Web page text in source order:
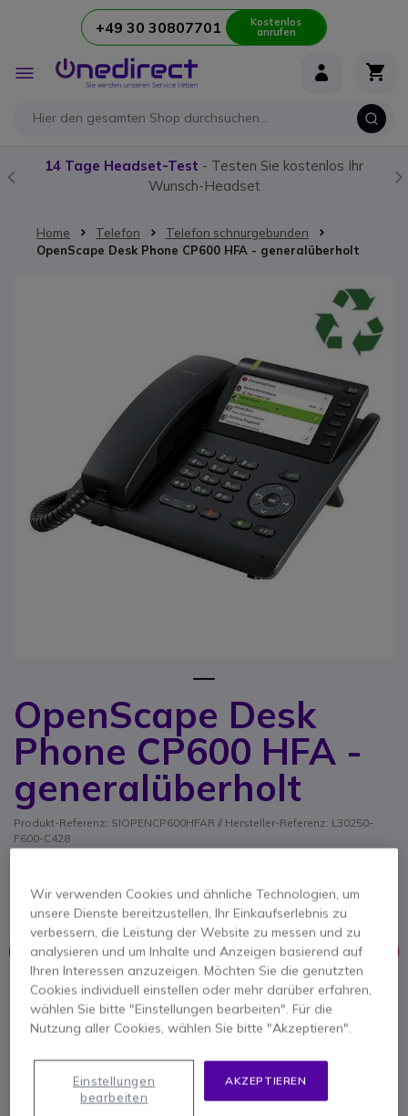
Zum Inhalt springen+49 30 30807701 Kostenlos
anrufen
Navigation
umschalten
14 Tage Headset-Test - Testen Sie kostenlos Ihr
Wunsch-Headset
Home Telefon
Telefon schnurgebunden
OpenScape Desk Phone CP600 HFA - generalüberholt
OpenScape Desk
Phone CP600 HFA -
generalüberholt
Produkt-Referenz: SIOPENCP600HFAR // Hersteller-Referenz: L30250-
F600-C428
Programmierung
Dieses Produkt wird nicht mehr hergestellt
Hier finden Sie eine Übersicht ähnlicher Produkte.
Ähnliche Produkte prüfen
Kontaktieren Sie uns -Kostenlos anrufen
Zum Anfang der Bildgalerie springen
Wir verwenden Cookies und ähnliche Technologien, um
unsere Dienste bereitzustellen, Ihr Einkaufserlebnis zu
verbessern, die Leistung der Website zu messen und zu
analysieren und um Inhalte und Anzeigen basierend auf
Ihren Interessen anzuzeigen. Möchten Sie die genutzten
Cookies individuell einstellen oder mehr darüber erfahren,
wählen Sie bitte "Einstellungen bearbeiten". Für die
Nutzung aller Cookies, wählen Sie bitte "Akzeptieren".
AKZEPTIEREN
Einstellungen
bearbeiten